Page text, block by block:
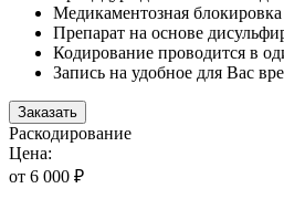
Медикаментозная
Препарат на основе
Кодирование проводится в
Запись на удобное для Вас
Заказать
Раскодирование
Цена:
от 6 000 ₽